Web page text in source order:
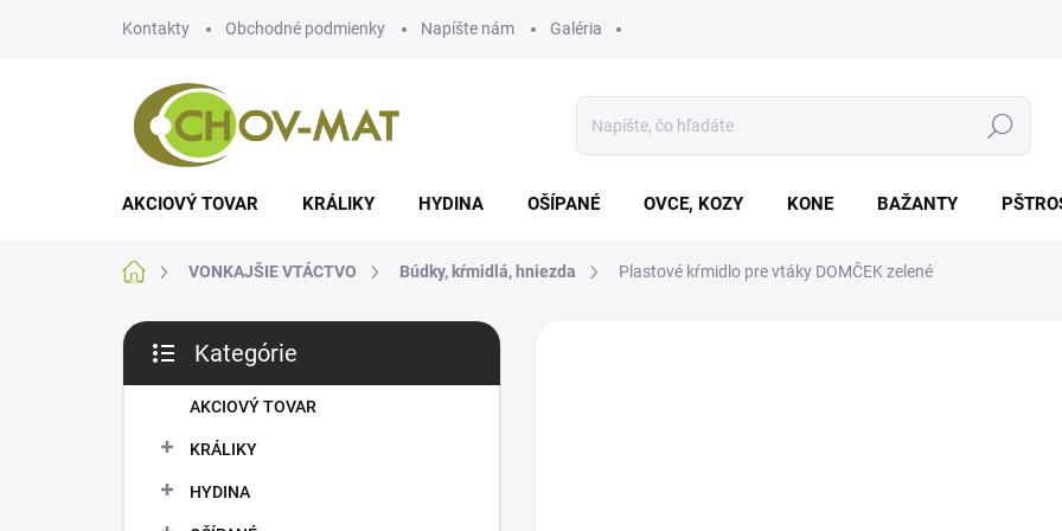
Kontakty Obchodné podmienky Napíšte nám Galéria
Hľadať
AKCIOVÝ TOVAR KRÁLIKY HYDINA OŠÍPANÉ OVCE, KOZY KONE BAŽANTY
DomovVONKAJŠIE VTÁCTVO Búdky, kŕmidlá, hniezda Plastové kŕmidlo pre vtáky DOMČEK zelené
B
č
kategórie
Kategórie
AKCIOVÝ TOVAR
KRÁLIKY
HYDINA